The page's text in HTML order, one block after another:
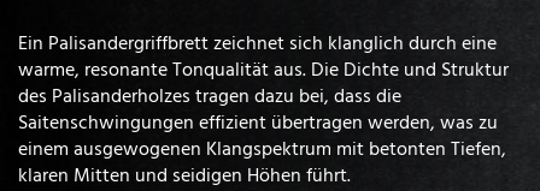
Ein Palisandergriffbrett zeichnet sich klanglich durch eine
warme, resonante Tonqualität aus. Die Dichte und Struktur
des Palisanderholzes tragen dazu bei, dass die
Saitenschwingungen effizient übertragen werden, was zu
einem ausgewogenen Klangspektrum mit betonten Tiefen,
klaren Mitten und seidigen Höhen führt.